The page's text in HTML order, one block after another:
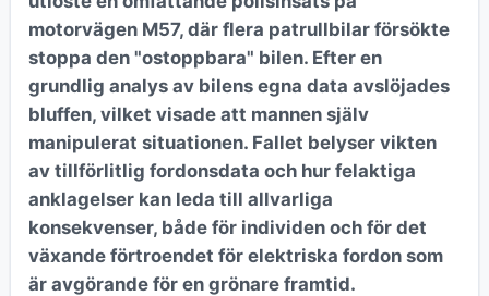
motorvägen M57, där flera patrullbilar försökte
stoppa den "ostoppbara" bilen. Efter en
grundlig analys av bilens egna data avslöjades
bluffen, vilket visade att mannen själv
manipulerat situationen. Fallet belyser vikten
av tillförlitlig fordonsdata och hur felaktiga
anklagelser kan leda till allvarliga
konsekvenser, både för individen och för det
växande förtroendet för elektriska fordon som
är avgörande för en grönare framtid.